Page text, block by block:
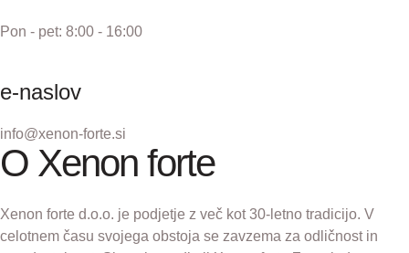
Pon - pet: 8:00 - 16:00
e-naslov
info@xenon-forte.si
O Xenon forte
Xenon forte d.o.o. je podjetje z več kot 30-letno tradicijo. V
celotnem času svojega obstoja se zavzema za odličnost in